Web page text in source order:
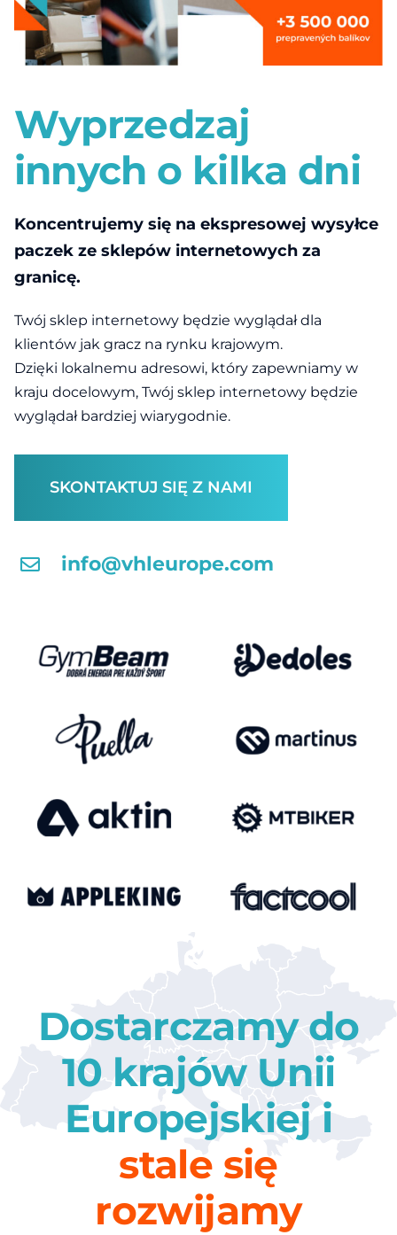
Wyprzedzaj
innych o kilka dni
Koncentrujemy się na ekspresowej wysyłce
paczek ze sklepów internetowych za
granicę.
Twój sklep internetowy będzie wyglądał dla
klientów jak gracz na rynku krajowym.
Dzięki lokalnemu adresowi, który zapewniamy w
kraju docelowym, Twój sklep internetowy będzie
wyglądał bardziej wiarygodnie.
SKONTAKTUJ SIĘ Z NAMI
info@vhleurope.com
Dostarczamy do
10 krajów Unii
Europejskiej i
stale się
rozwijamy